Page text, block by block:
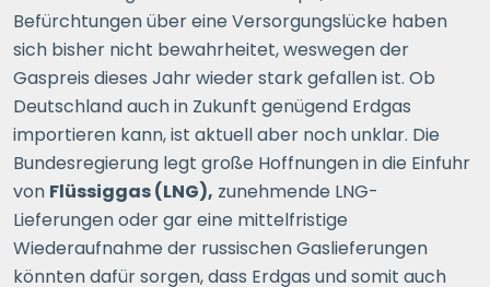
Befürchtungen über eine Versorgungslücke haben
sich bisher nicht bewahrheitet, weswegen der
Gaspreis dieses Jahr wieder stark gefallen ist. Ob
Deutschland auch in Zukunft genügend Erdgas
importieren kann, ist aktuell aber noch unklar. Die
Bundesregierung legt große Hoffnungen in die Einfuhr
von Flüssiggas (LNG), zunehmende LNG-
Lieferungen oder gar eine mittelfristige
Wiederaufnahme der russischen Gaslieferungen
könnten dafür sorgen, dass Erdgas und somit auch